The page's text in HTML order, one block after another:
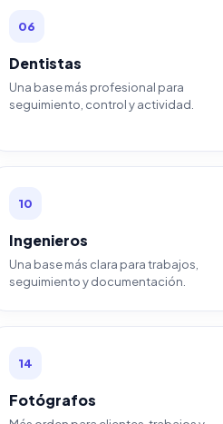
06
Dentistas
Una base más profesional para
seguimiento, control y actividad.
10
Ingenieros
Una base más clara para trabajos,
seguimiento y documentación.
14
Fotógrafos